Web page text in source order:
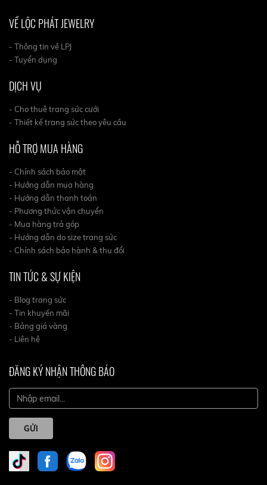
VỀ LỘC PHÁT JEWELRY
- Thông tin về LPJ
- Tuyển dụng
DỊCH VỤ
- Cho thuê trang sức cưới
- Thiết kế trang sức theo yêu cầu
HỖ TRỢ MUA HÀNG
- Chính sách bảo mật
- Hướng dẫn mua hàng
- Hướng dẫn thanh toán
- Phương thức vận chuyển
- Mua hàng trả góp
- Hướng dẫn do size trang sức
- Chính sách bảo hành & thu đổi
TIN TỨC & SỰ KIỆN
- Blog trang sức
- Tin khuyến mãi
- Bảng giá vàng
- Liên hệ
ĐĂNG KÝ NHẬN THÔNG BÁO
GỬI